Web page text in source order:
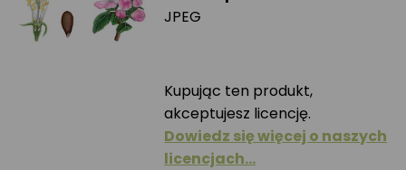
JPEG
Kupując ten produkt,
akceptujesz licencję.
Dowiedz się więcej o naszych
licencjach…